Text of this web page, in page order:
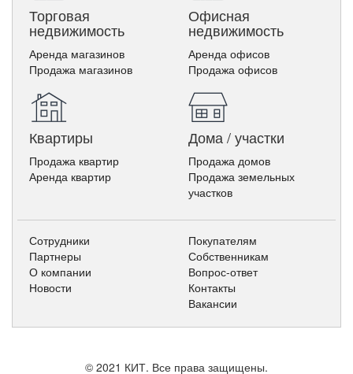
Торговая
недвижимость
Аренда магазинов
Продажа магазинов
Офисная
недвижимость
Аренда офисов
Продажа офисов
Квартиры
Продажа квартир
Аренда квартир
Дома / участки
Продажа домов
Продажа земельных
участков
Сотрудники
Партнеры
Покупателям
Собственникам
О компании
Новости
Вопрос-ответ
Контакты
Вакансии
© 2021 КИТ. Все права защищены.